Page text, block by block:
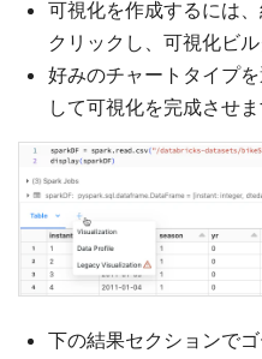
可視化を作成するには
クリックし、可視化ビ
好みのチャートタイプ
して可視化を完成させま
下の結果セクションで